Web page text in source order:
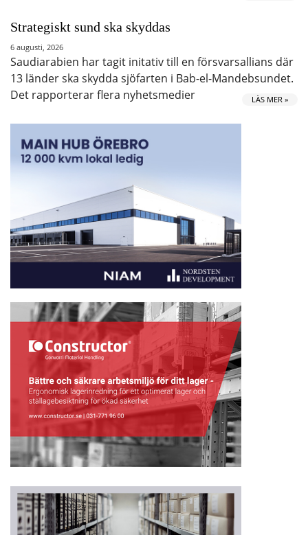
Strategiskt sund ska skyddas
6 augusti, 2026
Saudiarabien har tagit initativ till en försvarsallians där
13 länder ska skydda sjöfarten i Bab-el-Mandebsundet.
Det rapporterar flera nyhetsmedier
LÄS MER »